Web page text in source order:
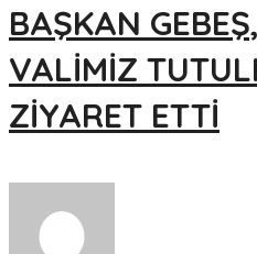
BAŞKAN
VALİMİZ
ZİYARET ETTİ